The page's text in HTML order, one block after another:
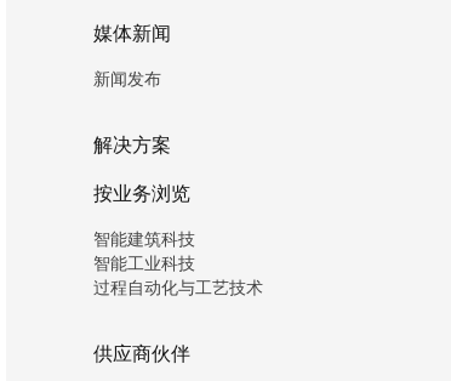
媒体新闻
新闻发布
解决方案
按业务浏览
智能建筑科技
智能工业科技
过程自动化与工艺技术
供应商伙伴